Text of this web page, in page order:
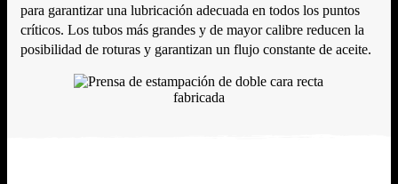
para garantizar una lubricación adecuada en todos los puntos
críticos. Los tubos más grandes y de mayor calibre reducen la
posibilidad de roturas y garantizan un flujo constante de aceite.